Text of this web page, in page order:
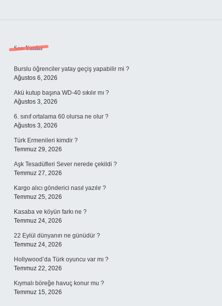
Sidebar
Son Yazılar
Burslu öğrenciler yatay geçiş yapabilir mi ?
Ağustos 6, 2026
Akü kutup başına WD-40 sıkılır mı ?
Ağustos 3, 2026
6. sınıf ortalama 60 olursa ne olur ?
Ağustos 3, 2026
Türk Ermenileri kimdir ?
Temmuz 29, 2026
Aşk Tesadüfleri Sever nerede çekildi ?
Temmuz 27, 2026
Kargo alıcı gönderici nasıl yazılır ?
Temmuz 25, 2026
Kasaba ve köyün farkı ne ?
Temmuz 24, 2026
22 Eylül dünyanın ne günüdür ?
Temmuz 24, 2026
Hollywood’da Türk oyuncu var mı ?
Temmuz 22, 2026
Kıymalı böreğe havuç konur mu ?
Temmuz 15, 2026